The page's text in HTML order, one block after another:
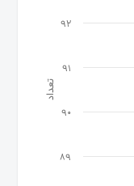
تعداد
89
90
91
92